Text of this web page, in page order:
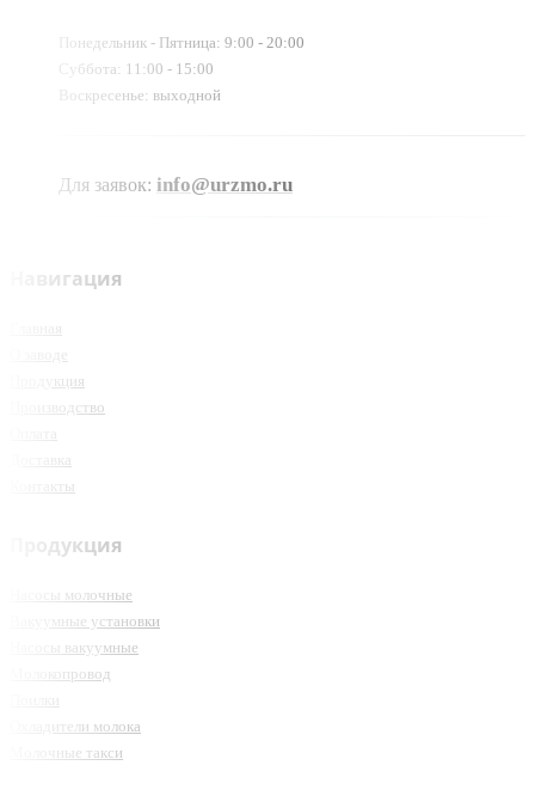
Понедельник - Пятница: 9:00 - 20:00
Суббота: 11:00 - 15:00
Воскресенье: выходной
Для заявок: info@urzmo.ru
Навигация
Главная
О заводе
Продукция
Производство
Доставка
Контакты
Продукция
Насосы молочные
Вакуумные установки
Насосы вакуумные
Молокопровод
Охладители молока
Молочные такси